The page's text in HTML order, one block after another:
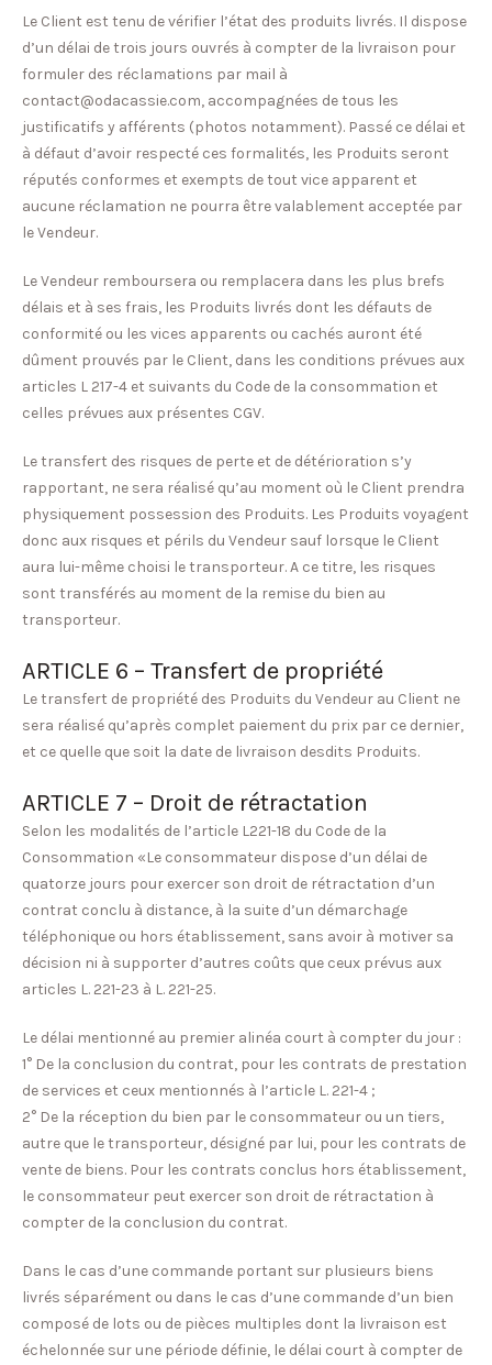
Le Client est tenu de vérifier l’état des produits livrés. Il dispose
d’un délai de trois jours ouvrés à compter de la livraison pour
formuler des réclamations par mail à
contact@odacassie.com, accompagnées de tous les
justificatifs y afférents (photos notamment). Passé ce délai et
à défaut d’avoir respecté ces formalités, les Produits seront
réputés conformes et exempts de tout vice apparent et
aucune réclamation ne pourra être valablement acceptée par
le Vendeur.
Le Vendeur remboursera ou remplacera dans les plus brefs
délais et à ses frais, les Produits livrés dont les défauts de
conformité ou les vices apparents ou cachés auront été
dûment prouvés par le Client, dans les conditions prévues aux
articles L 217-4 et suivants du Code de la consommation et
celles prévues aux présentes CGV.
Le transfert des risques de perte et de détérioration s’y
rapportant, ne sera réalisé qu’au moment où le Client prendra
physiquement possession des Produits. Les Produits voyagent
donc aux risques et périls du Vendeur sauf lorsque le Client
aura lui-même choisi le transporteur. A ce titre, les risques
sont transférés au moment de la remise du bien au
transporteur.
ARTICLE 6 – Transfert de propriété
Le transfert de propriété des Produits du Vendeur au Client ne
sera réalisé qu’après complet paiement du prix par ce dernier,
et ce quelle que soit la date de livraison desdits Produits.
ARTICLE 7 – Droit de rétractation
Selon les modalités de l’article L221-18 du Code de la
Consommation «Le consommateur dispose d’un délai de
quatorze jours pour exercer son droit de rétractation d’un
contrat conclu à distance, à la suite d’un démarchage
téléphonique ou hors établissement, sans avoir à motiver sa
décision ni à supporter d’autres coûts que ceux prévus aux
articles L. 221-23 à L. 221-25.
Le délai mentionné au premier alinéa court à compter du jour :
1° De la conclusion du contrat, pour les contrats de prestation
de services et ceux mentionnés à l’article L. 221-4 ;
2° De la réception du bien par le consommateur ou un tiers,
autre que le transporteur, désigné par lui, pour les contrats de
vente de biens. Pour les contrats conclus hors établissement,
le consommateur peut exercer son droit de rétractation à
compter de la conclusion du contrat.
Dans le cas d’une commande portant sur plusieurs biens
livrés séparément ou dans le cas d’une commande d’un bien
composé de lots ou de pièces multiples dont la livraison est
échelonnée sur une période définie, le délai court à compter de